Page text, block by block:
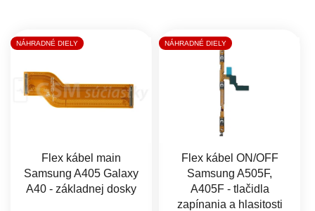
Výpis produktov
NÁHRADNÉ DIELY
Flex kábel main
Samsung A405 Galaxy
A40 - základnej dosky
NÁHRADNÉ DIELY
Flex kábel ON/OFF
Samsung A505F,
A405F - tlačidla
zapínania a hlasitosti